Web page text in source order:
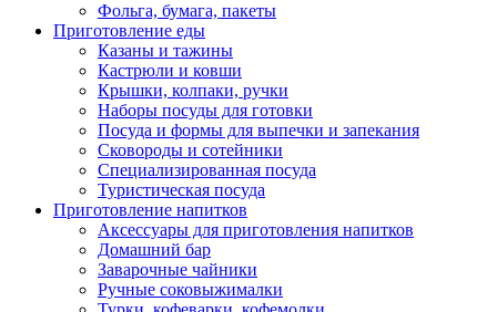
Фольга, бумага, пакеты
Приготовление еды
Казаны и тажины
Кастрюли и ковши
Крышки, колпаки, ручки
Наборы посуды для готовки
Посуда и формы для выпечки и запекания
Сковороды и сотейники
Специализированная посуда
Туристическая посуда
Приготовление напитков
Аксессуары для приготовления напитков
Домашний бар
Заварочные чайники
Ручные соковыжималки